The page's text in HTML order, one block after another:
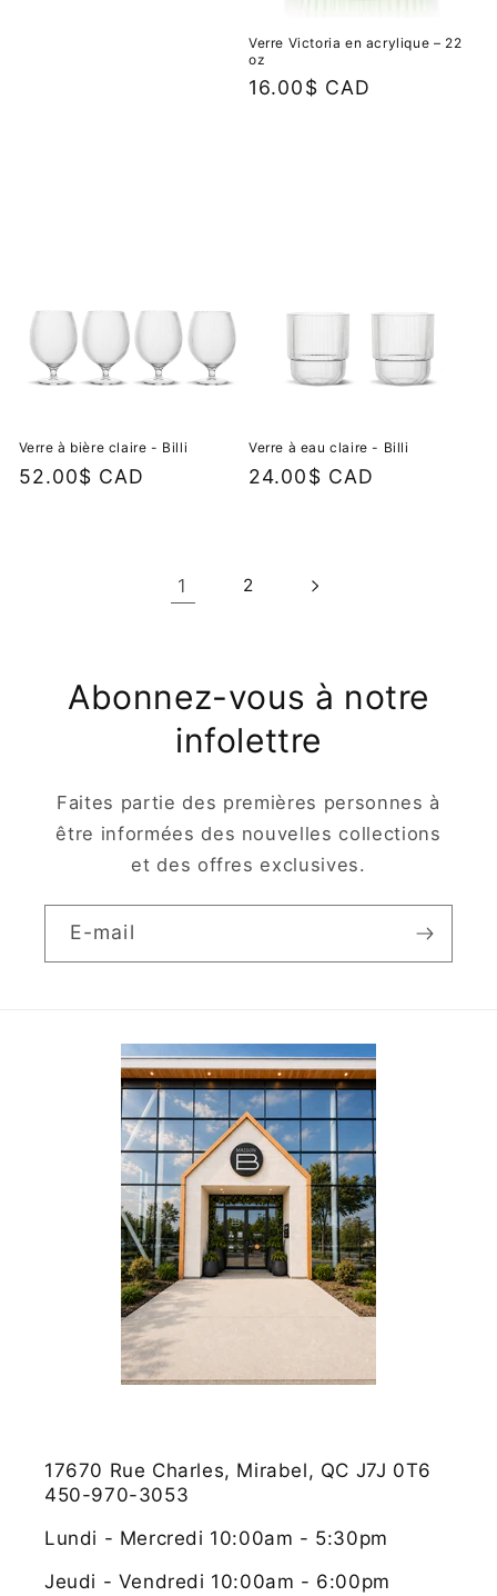
Verre Victoria en acrylique – 22
oz
Prix
16.00$ CAD
Verre à bière claire - Billi
Prix
52.00$ CAD
Verre à eau claire - Billi
Prix
24.00$ CAD
1 2
Abonnez-vous à notre
infolettre
Faites partie des premières personnes à
être informées des nouvelles collections
et des offres exclusives.
E-mail
17670 Rue Charles, Mirabel, QC J7J 0T6
450-970-3053
Lundi - Mercredi 10:00am - 5:30pm
Jeudi - Vendredi 10:00am - 6:00pm